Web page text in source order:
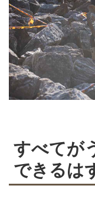
すべてが
できる